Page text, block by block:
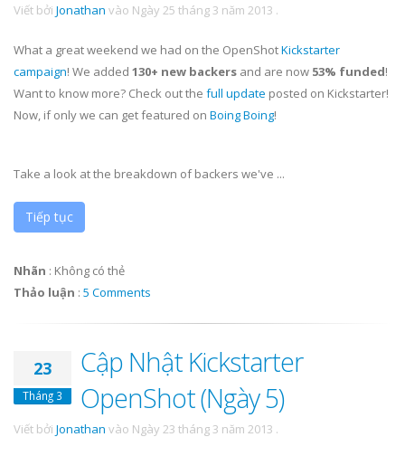
Viết bởi Jonathan vào Ngày 25 tháng 3 năm 2013 .
What a great weekend we had on the OpenShotKickstarter
campaign! We added 130+ new backers and are now 53% funded!
Want to know more? Check out the full update posted on Kickstarter!
Now, if only we can get featured on Boing Boing!
Take a look at the breakdown of backers we've ...
Tiếp tục
Nhãn : Không có thẻ
Thảo luận : 5 Comments
23
Tháng 3
Cập Nhật Kickstarter
OpenShot (Ngày 5)
Viết bởi Jonathan vào Ngày 23 tháng 3 năm 2013 .